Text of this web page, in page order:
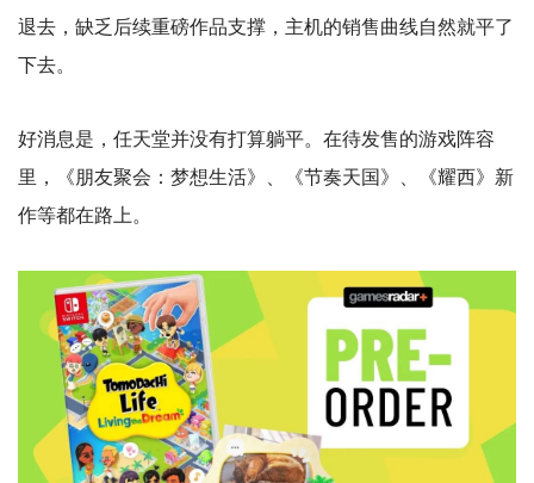
退去，缺乏后续重磅作品支撑，主机的销售曲线自然就平了
下去。
好消息是，任天堂并没有打算躺平。在待发售的游戏阵容
里，《朋友聚会：梦想生活》、《节奏天国》、《耀西》新
作等都在路上。